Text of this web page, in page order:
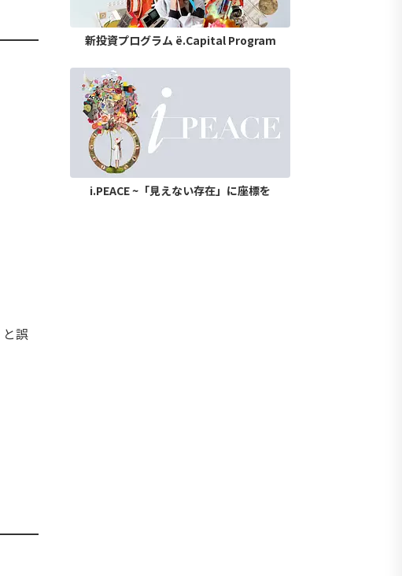
と誤
新投資プログラム ë.Capital Program
i.PEACE ~「見えない存在」に座標を